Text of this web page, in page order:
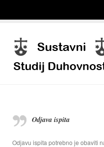
Odjava ispita
Odjavu ispita potrebno je obaviti